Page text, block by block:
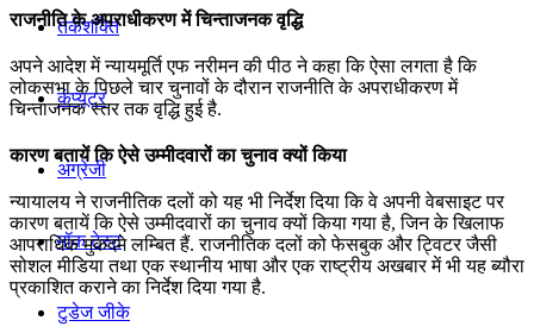
तर्कशक्ति
कंप्यूटर
अंग्रेजी
मॉक टेस्ट
टुडेज जीके
राजनीति के अपराधीकरण में चिन्‍ताजनक वृद्धि
अपने आदेश में न्‍यायमूर्ति एफ नरीमन की पीठ ने कहा कि ऐसा लगता है कि
लोकसभा के पिछले चार चुनावों के दौरान राजनीति के अपराधीकरण में
चिन्‍ताजनक स्‍तर तक वृद्धि हुई है.
कारण बतायें कि ऐसे उम्‍मीदवारों का चुनाव क्‍यों किया
न्‍यायालय ने राजनीतिक दलों को यह भी निर्देश दिया कि वे अपनी वेबसाइट पर
कारण बतायें कि ऐसे उम्‍मीदवारों का चुनाव क्‍यों किया गया है, जिन के खिलाफ
आपराधिक मुकदमे लम्बित हैं. राजनीतिक दलों को फेसबुक और ट्विटर जैसी
सोशल मीडिया तथा एक स्‍थानीय भाषा और एक राष्‍ट्रीय अखबार में भी यह ब्‍यौरा
प्रकाशित कराने का निर्देश दिया गया है.